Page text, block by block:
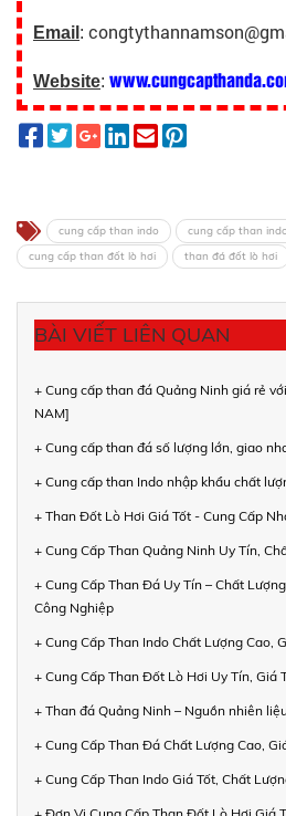
Email :
Website:
cung cấp than indo cung cấp than
cung cấp than đốt lò hơi
than đá đốt lò hơi
BÀI VIẾT LIÊN QUAN
+ Cung cấp than đá Quảng Ninh giá rẻ
NAM]
+ Cung cấp than đá số lượng lớn, giao
+ Cung cấp than Indo nhập khẩu chất
+ Than Đốt Lò Hơi Giá Tốt - Cung Cấp
+ Cung Cấp Than Quảng Ninh Uy Tín,
+ Cung Cấp Than Đá Uy Tín – Chất
Công Nghiệp
+ Cung Cấp Than Indo Chất Lượng Cao,
+ Cung Cấp Than Đốt Lò Hơi Uy Tín, Giá
+ Than đá Quảng Ninh – Nguồn nhiên
+ Cung Cấp Than Đá Chất Lượng Cao,
+ Cung Cấp Than Indo Giá Tốt, Chất